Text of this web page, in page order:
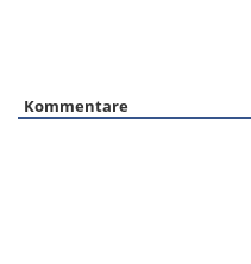
Kommentare